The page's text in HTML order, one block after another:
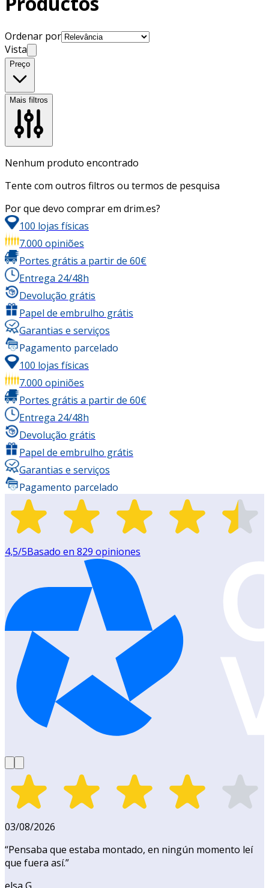
Ordenar por
Vista
Preço
Mais filtros
Nenhum produto encontrado
Tente com outros filtros ou termos de pesquisa
Por que devo comprar em drim.es?
100 lojas físicas
7.000 opiniões
Portes grátis a partir de 60€
Entrega 24/48h
Devolução grátis
Papel de embrulho grátis
Garantias e serviços
Pagamento parcelado
100 lojas físicas
7.000 opiniões
Portes grátis a partir de 60€
Entrega 24/48h
Devolução grátis
Papel de embrulho grátis
Garantias e serviços
Pagamento parcelado
4,5/5Basado en 829 opiniones
03/08/2026
“Pensaba que estaba montado, en ningún momento leí
que fuera así.”